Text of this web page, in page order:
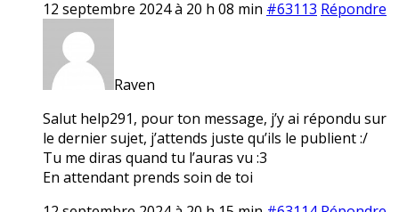
12 septembre 2024 à 20 h 08 min #63113 Répondre
Raven
Salut help291, pour ton message, j’y ai répondu sur
le dernier sujet, j’attends juste qu’ils le publient :/
Tu me diras quand tu l’auras vu :3
En attendant prends soin de toi